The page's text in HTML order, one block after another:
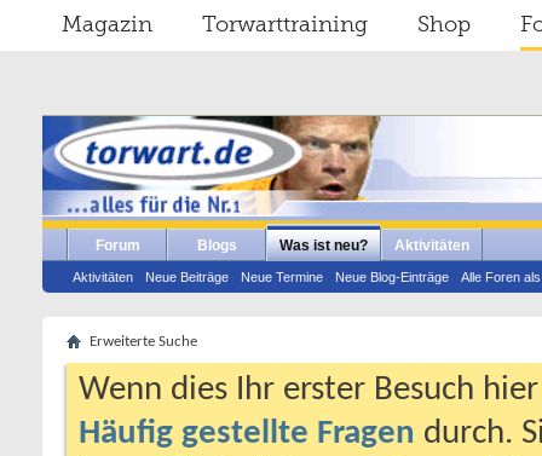
Magazin Torwarttraining Shop
Forum Blogs Was ist neu?
Aktivitäten Neue Beiträge Neue Termine Neue Blog-Einträge Alle Foren
Aktivitäten
Erweiterte Suche
Wenn dies Ihr erster Besuch
Häufig gestellte Fragen durch.